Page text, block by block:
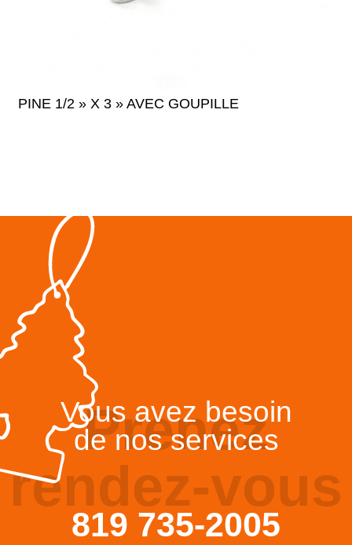
PINE 1/2 » X 3 » AVEC GOUPILLE
Prenez
rendez-vous
Vous avez besoin
de nos services
819 735-2005